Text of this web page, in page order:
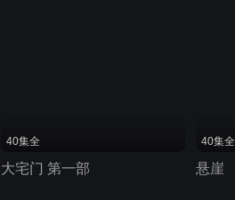
40集全
大宅门 第一部
40集全
悬崖